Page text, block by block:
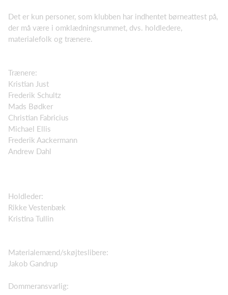
Det er kun personer, som klubben har indhentet børneattest på,
der må være i omklædningsrummet, dvs. holdledere,
materialefolk og trænere.
Trænere:
Kristian Just
Frederik Schultz
Mads Bødker
Christian Fabricius
Michael Ellis
Frederik Aackermann
Andrew Dahl
Holdleder:
Rikke Vestenbæk
Kristina Tullin
Materialemænd/skøjteslibere:
Jakob Gandrup
Dommeransvarlig: